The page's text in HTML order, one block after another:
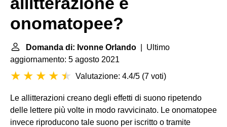
onomatopee?
Domanda di: Ivonne Orlando | Ultimo
aggiornamento: 5 agosto 2021
Valutazione: 4.4/5 (7 voti)
Le allitterazioni creano degli effetti di suono ripetendo
delle lettere più volte in modo ravvicinato. Le onomatopee
invece riproducono tale suono per iscritto o tramite